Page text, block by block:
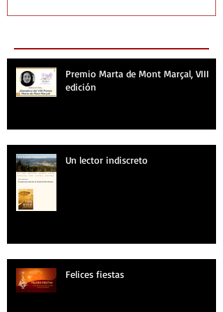
Premio Marta de Mont Marçal, VIII
edición
Un lector indiscreto
Felices fiestas